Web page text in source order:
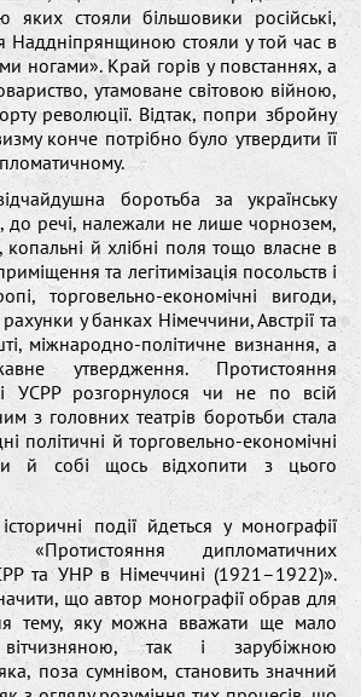
стояли більшовики російські,
Наддніпрянщиною стояли у той час в
ногами». Край горів у повстаннях, а
утамоване світовою війною,
революції. Відтак, попри збройну
конче потрібно було утвердити її
боротьба за українську
до речі, належали не лише чорнозем,
й хлібні поля тощо власне в
та легітимізація посольств і
торговельно-економічні вигоди,
у банках Німеччини, Австрії та
міжнародно-політичне визнання, а
утвердження. Протистояння
УСРР розгорнулося чи не по всій
з головних театрів боротьби стала
політичні й торговельно-економічні
й собі щось відхопити з цього
події йдеться у монографії
дипломатичних
та УНР в Німеччині (1921–1922)».
що автор монографії обрав для
тему, яку можна вважати ще мало
так і зарубіжною
поза сумнівом, становить значний